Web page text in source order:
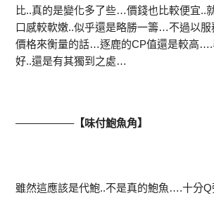
比..真的是變化多了些…價錢也比較便宜..
口感較軟嫩..似乎還是略勝一籌…不過以服
價格來衡量的話…逐鹿的CP值還是較高….
好..還是有其獨到之處…
—————–【味付鮑魚角】
雖然這應該是代鮑..不是真的鮑魚….十分